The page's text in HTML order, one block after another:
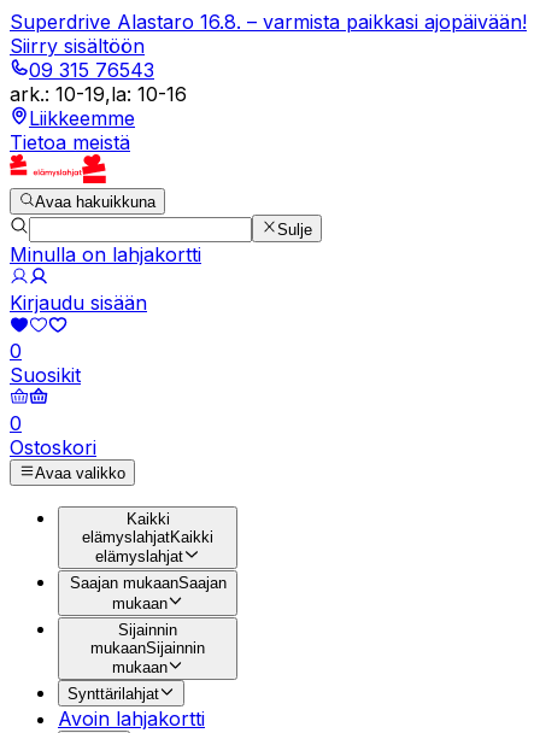
Superdrive Alastaro 16.8. – varmista paikkasi ajopäivään!
Siirry sisältöön
09 315 76543
ark.: 10-19,la: 10-16
Liikkeemme
Tietoa meistä
Avaa hakuikkuna
Sulje
Minulla on lahjakortti
Kirjaudu sisään
0
Suosikit
0
Ostoskori
Avaa valikko
Kaikki
elämyslahjatKaikki
elämyslahjat
Saajan mukaanSaajan
mukaan
Sijainnin
mukaanSijainnin
mukaan
Synttärilahjat
Avoin lahjakortti